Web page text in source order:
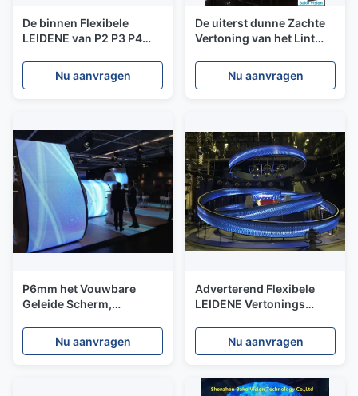
De binnen Flexibele
LEIDENE van P2 P3 P4
Zachte Flexibele LEIDENE
Scherm
Nu aanvragen
De uiterst dunne Zachte
Vertoning van het Lint
Gordijn met Om het even
welke Vorm/Grootte
Nu aanvragen
P6mm het Vouwbare
Geleide Scherm,
Binnenhuur van het
Kleuren Flexibele Geleide
Nu aanvragen
Adverterend Flexibele
LEIDENE Vertonings
met Hoge Flexibiliteit
Nu aanvragen